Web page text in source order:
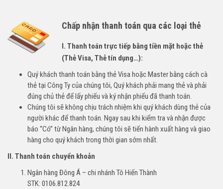
Chấp nhận thanh toán qua các loại thẻ
I. Thanh toán trực tiếp bằng tiền mặt hoặc thẻ
(Thẻ Visa, Thẻ tín dụng…):
Quý khách thanh toán bằng thẻ Visa hoặc Master bằng cách cà
thẻ tại Công Ty của chúng tôi, Quý khách phải mang thẻ và phải
đúng chủ thẻ để lấy phiếu và ký nhận phiếu đã thanh toán.
Chúng tôi sẽ không chịu trách nhiệm khi quý khách dùng thẻ của
người khác để thanh toán. Ngay sau khi kiểm tra và nhận được
báo “Có” từ Ngân hàng, chúng tôi sẽ tiến hành xuất hàng và giao
hàng cho quý khách trong thời gian sớm nhất.
II. Thanh toán chuyển khoản
Ngân hàng Đông Á – chi nhánh Tô Hiến Thành
STK: 0106.812.824